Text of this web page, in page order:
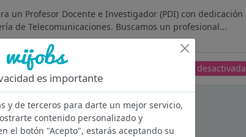
un Profesor Docente e Investigador (PDI) con dedicación
de Telecomunicaciones. Buscamos un profesional...
Oferta desactivada
es importante
y de terceros para darte un mejor servicio,
contenido personalizado y
el botón "Acepto", estarás aceptando su